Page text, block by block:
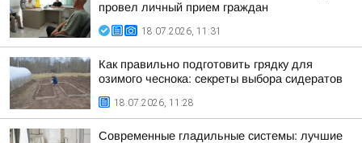
провел личный прием граждан
18.07.2026, 11:31
Как правильно подготовить грядку для
озимого чеснока: секреты выбора сидератов
18.07.2026, 11:28
Современные гладильные системы: лучшие